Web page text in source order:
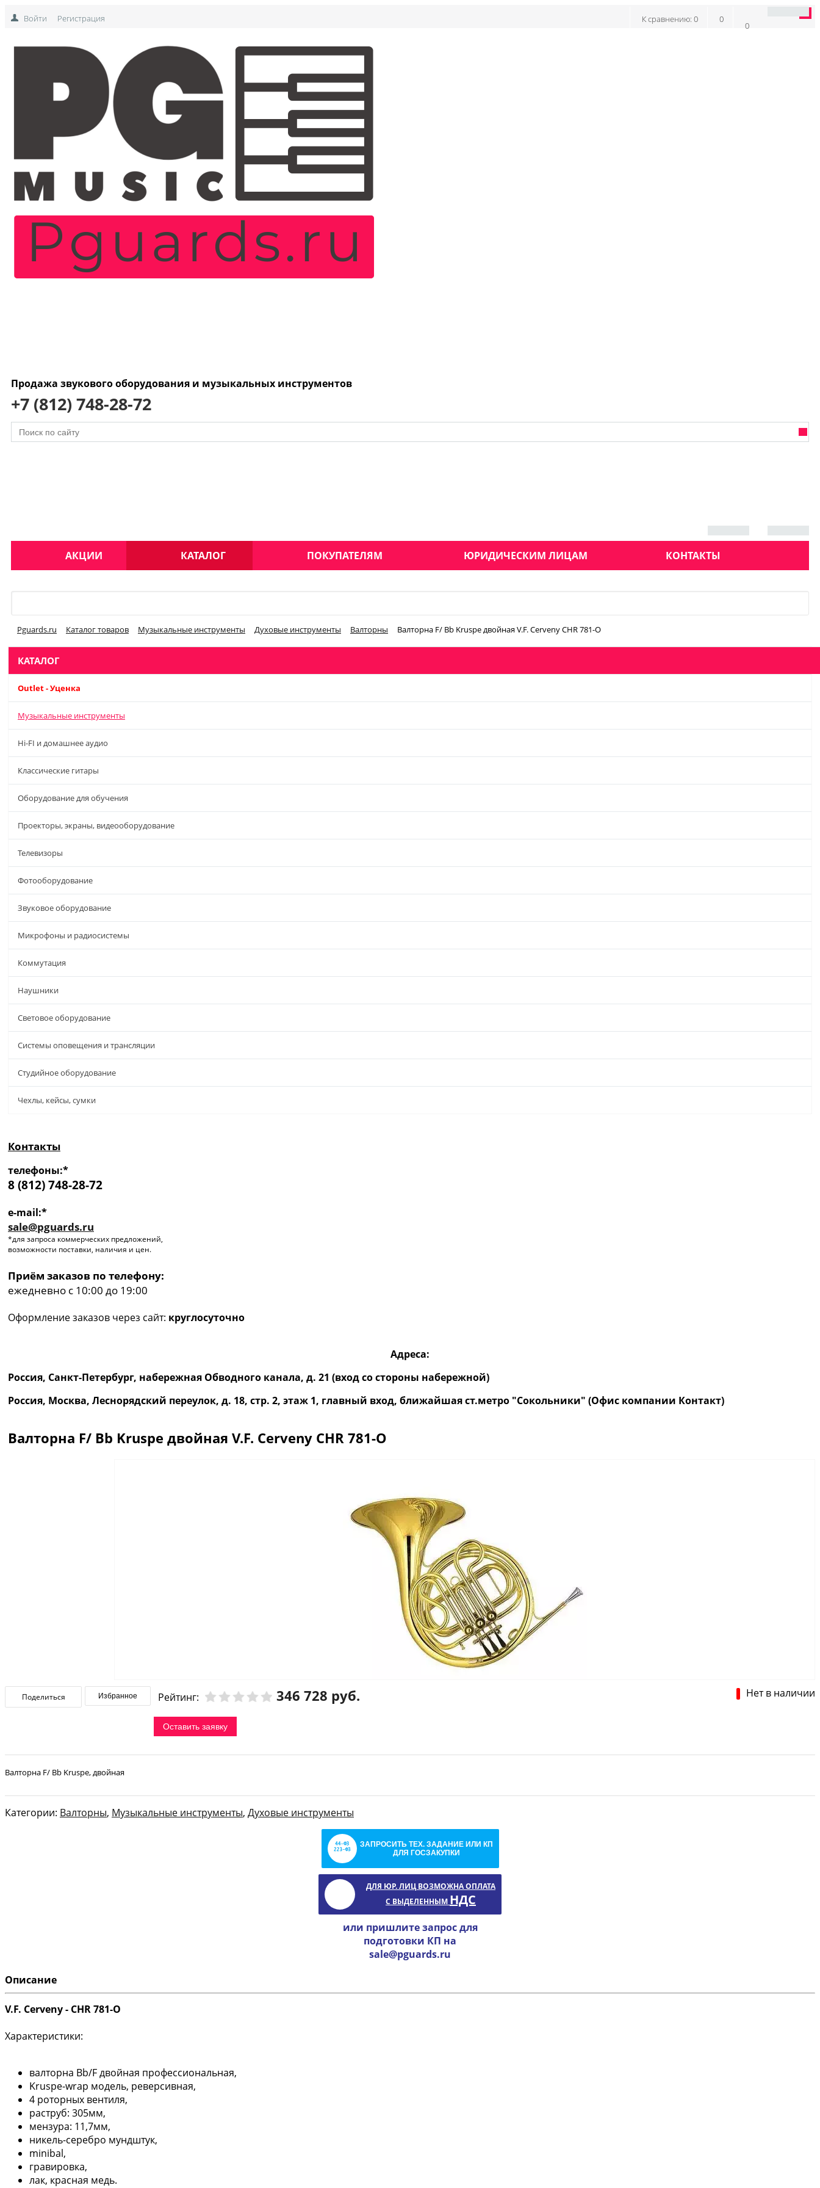
Войти Регистрация
0
0
К сравнению: 0
Продажа звукового оборудования и музыкальных инструментов
+7 (812) 748-28-72
АКЦИИ КАТАЛОГ ПОКУПАТЕЛЯМ ЮРИДИЧЕСКИМ ЛИЦАМ КОНТАКТЫ
Pguards.ru Каталог товаров Музыкальные инструменты Духовые инструменты Валторны Валторна F/ Bb Kruspe двойная V.F. Cerveny CHR 781-O
КАТАЛОГ
Outlet - Уценка
Музыкальные инструменты
Hi-FI и домашнее аудио
Классические гитары
Оборудование для обучения
Проекторы, экраны, видеооборудование
Телевизоры
Фотооборудование
Звуковое оборудование
Микрофоны и радиосистемы
Коммутация
Наушники
Световое оборудование
Системы оповещения и трансляции
Студийное оборудование
Чехлы, кейсы, сумки
Контакты
телефоны:*
8 (812) 748-28-72
e-mail:*
sale@pguards.ru
*для запроса коммерческих предложений,
возможности поставки, наличия и цен.
Приём заказов по телефону:
ежедневно с 10:00 до 19:00
Оформление заказов через сайт: круглосуточно
Адреса:
Россия, Санкт-Петербург, набережная Обводного канала, д. 21 (вход со стороны набережной)
Россия, Москва, Леснорядский переулок, д. 18, стр. 2, этаж 1, главный вход, ближайшая ст.метро "Сокольники" (Офис компании Контакт)
Валторна F/ Bb Kruspe двойная V.F. Cerveny CHR 781-O
Поделиться Избранное Рейтинг: Нет в наличии
346 728 руб.
Оставить заявку
Валторна F/ Bb Kruspe, двойная
Категории: Валторны, Музыкальные инструменты, Духовые инструменты
ЗАПРОСИТЬ ТЕХ. ЗАДАНИЕ ИЛИ КП
ДЛЯ ГОСЗАКУПКИ
ДЛЯ ЮР. ЛИЦ ВОЗМОЖНА ОПЛАТА
С ВЫДЕЛЕННЫМ НДС
или пришлите запрос для
подготовки КП на
sale@pguards.ru
Описание
V.F. Cerveny - CHR 781-O
Характеристики:
валторна Bb/F двойная профессиональная,
Kruspe-wrap модель, реверсивная,
4 роторных вентиля,
раструб: 305мм,
мензура: 11,7мм,
никель-серебро мундштук,
minibal,
гравировка,
лак, красная медь.